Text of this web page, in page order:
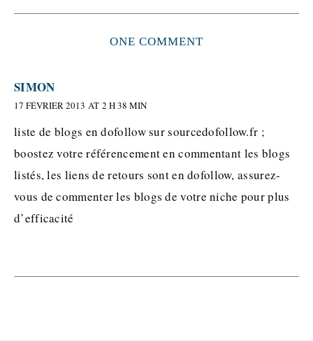
ONE COMMENT
SIMON
17 FÉVRIER 2013 AT 2 H 38 MIN
liste de blogs en dofollow sur sourcedofollow.fr ;
boostez votre référencement en commentant les blogs
listés, les liens de retours sont en dofollow, assurez-
vous de commenter les blogs de votre niche pour plus
d’efficacité